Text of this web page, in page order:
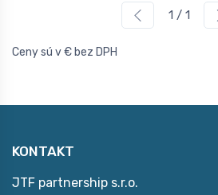
1 / 1
Ceny sú v € bez DPH
KONTAKT
JTF partnership s.r.o.